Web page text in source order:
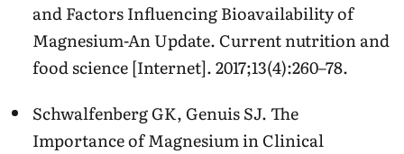
and Factors Influencing Bioavailability of
Magnesium-An Update. Current nutrition and
food science [Internet]. 2017;13(4):260–78.
Schwalfenberg GK, Genuis SJ. The
Importance of Magnesium in Clinical